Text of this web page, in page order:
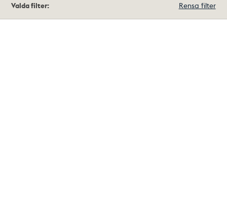
träffar
Valda filter: Rensa filter